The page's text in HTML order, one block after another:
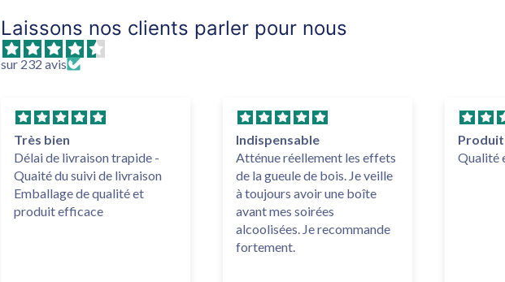
Laissons nos clients parler pour nous
sur 232 avis
Très bien
Délai de livraison trapide -
Quaité du suivi de livraison
Emballage de qualité et
produit efficace
Indispensable
Atténue réellement les effets
de la gueule de bois. Je veille
à toujours avoir une boîte
avant mes soirées
alcoolisées. Je recommande
fortement.
Qualité